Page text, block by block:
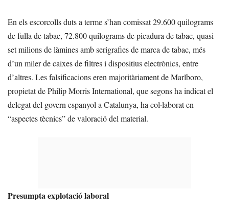
En els escorcolls duts a terme s’han comissat 29.600 quilograms
de fulla de tabac, 72.800 quilograms de picadura de tabac, quasi
set milions de làmines amb serigrafies de marca de tabac, més
d’un miler de caixes de filtres i dispositius electrònics, entre
d’altres. Les falsificacions eren majoritàriament de Marlboro,
propietat de Philip Morris International, que segons ha indicat el
delegat del govern espanyol a Catalunya, ha col·laborat en
“aspectes tècnics” de valoració del material.
Presumpta explotació laboral